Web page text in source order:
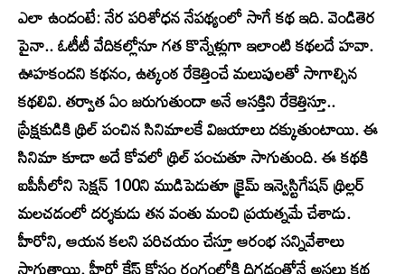
ఎలా ఉందంటే:నేర పరిశోధన నేపథ్యంలో సాగే కథ ఇది. వెండితెర
పైనా.. ఓటీటీ వేదికల్లోనూ గత కొన్నేళ్లుగా ఇలాంటి కథలదే హవా.
ఊహకందని కథనం, ఉత్కంఠ రేకెత్తించే మలుపులతో సాగాల్సిన
కథలివి. తర్వాత ఏం జరుగుతుందా అనే ఆసక్తిని రేకెత్తిస్తూ..
ప్రేక్షకుడికి థ్రిల్ పంచిన సినిమాలకే విజయాలు దక్కుతుంటాయి. ఈ
సినిమా కూడా అదే కోవలో థ్రిల్‌ పంచుతూ సాగుతుంది. ఈ కథకి
ఐపీసీలోని సెక్షన్ 100ని ముడిపెడుతూ క్రైమ్ ఇన్వెస్టిగేషన్ థ్రిల్లర్‌
మలచడంలో దర్శకుడు తన వంతు మంచి ప్రయత్నమే చేశాడు.
హీరోని, ఆయన కలని పరిచయం చేస్తూ ఆరంభ సన్నివేశాలు